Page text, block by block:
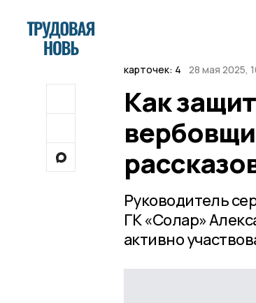
карточек: 4 28 мая 2025,
Как
Руководитель
ГК «Солар»
активно